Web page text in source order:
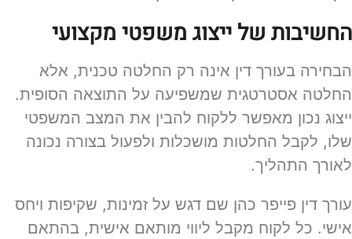
החשיבות של ייצוג משפטי מקצועי
הבחירה בעורך דין אינה רק החלטה טכנית, אלא
החלטה אסטרטגית שמשפיעה על התוצאה הסופית.
ייצוג נכון מאפשר ללקוח להבין את המצב המשפטי
שלו, לקבל החלטות מושכלות ולפעול בצורה נכונה
לאורך התהליך.
עורך דין פייפר כהן שם דגש על זמינות, שקיפות ויחס
אישי. כל לקוח מקבל ליווי מותאם אישית, בהתאם